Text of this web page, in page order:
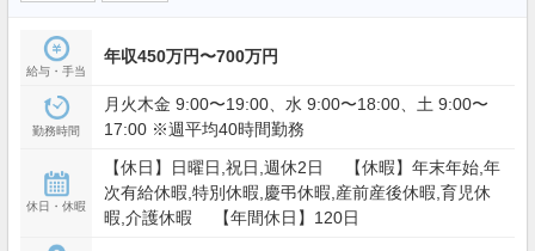
給与・手当
年収450万円〜700万円
勤務時間
月火木金 9:00〜19:00、水 9:00〜18:00、土 9:00〜
17:00 ※週平均40時間勤務
休日・休暇
【休日】日曜日,祝日,週休2日 【休暇】年末年始,年
次有給休暇,特別休暇,慶弔休暇,産前産後休暇,育児休
暇,介護休暇 【年間休日】120日